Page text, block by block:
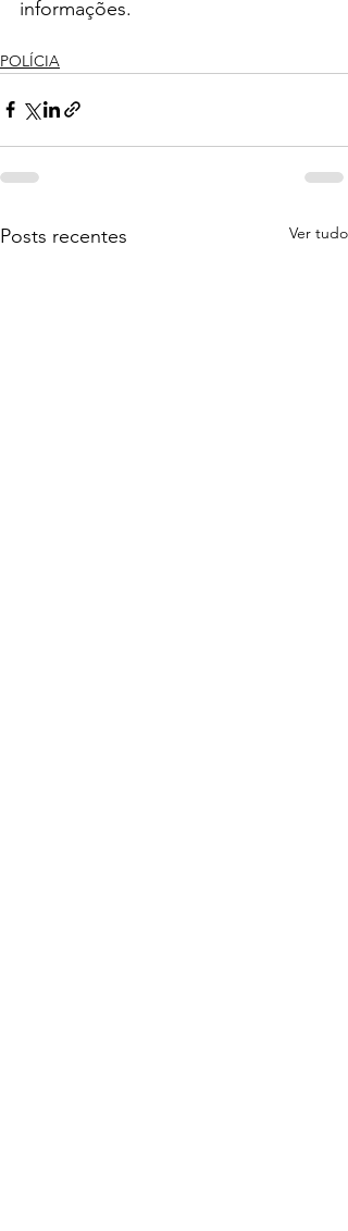
informações.
POLÍCIA
Posts recentes Ver tudo